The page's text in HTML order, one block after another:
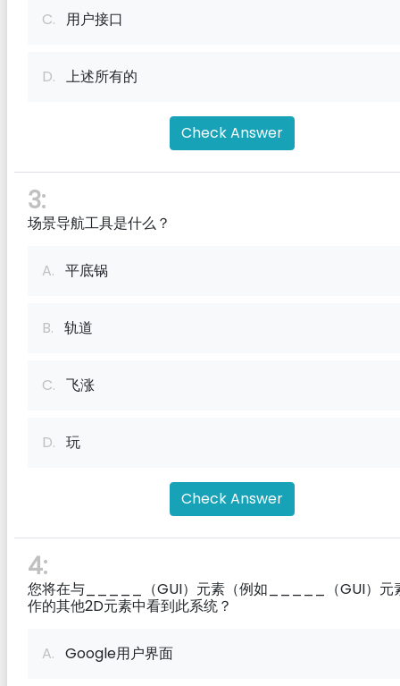
C. 用户接口
D. 上述所有的
Check Answer
3:
场景导航工具是什么？
A. 平底锅
B. 轨道
C. 飞涨
D. 玩
Check Answer
4:
您将在与_____（GUI）元素（例如_____（GUI）元
作的其他2D元素中看到此系统？
A. Google用户界面